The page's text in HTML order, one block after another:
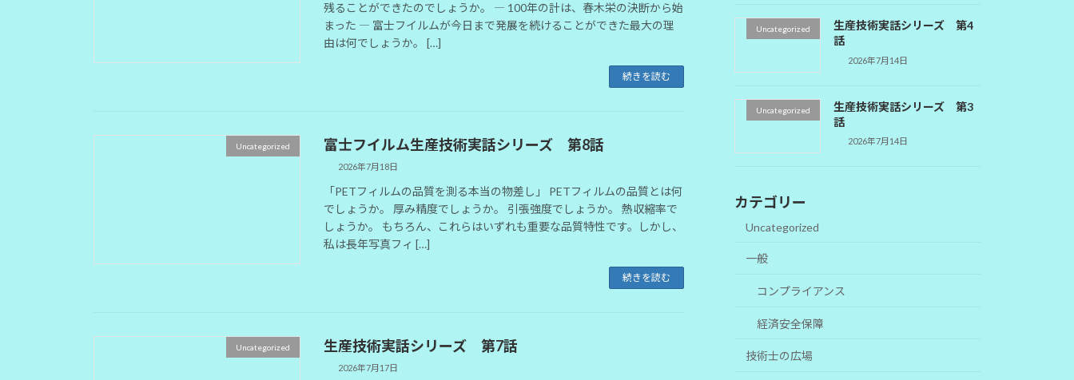
残ることができたのでしょうか。 ― 100年の計は、春木栄の決断から始
まった ― 富士フイルムが今日まで発展を続けることができた最大の理
由は何でしょうか。 […]
続きを読む
Uncategorized 富士フイルム生産技術実話シリーズ 第8話
2026年7月18日
「PETフィルムの品質を測る本当の物差し」 PETフィルムの品質とは何
でしょうか。 厚み精度でしょうか。 引張強度でしょうか。 熱収縮率で
しょうか。 もちろん、これらはいずれも重要な品質特性です。しかし、
私は長年写真フィ […]
続きを読む
Uncategorized 生産技術実話シリーズ 第7話
2026年7月17日
Uncategorized
生産技術実話シリーズ 第4
話
2026年7月14日
Uncategorized
生産技術実話シリーズ 第3
話
2026年7月14日
カテゴリー
Uncategorized
一般
コンプライアンス
経済安全保障
技術士の広場